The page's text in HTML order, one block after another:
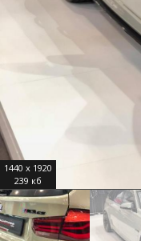
1440 x 1920
239 кб